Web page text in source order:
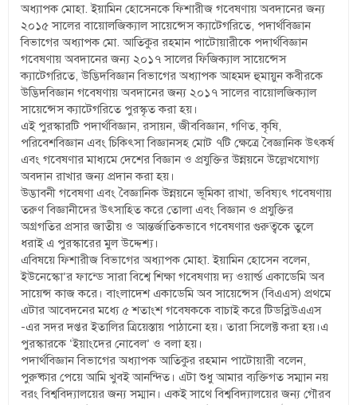
অধ্যাপক মোহা. ইয়ামিন হোসেনকে ফিশারীজ গবেষণায় অবদানের জন্য
২০১৫ সালের বায়োলজিক্যাল সায়েন্সেস ক্যাটেগরিতে, পদার্থবিজ্ঞান
বিভাগের অধ্যাপক মো. আতিকুর রহমান পাটোয়ারীকে পদার্থবিজ্ঞান
গবেষণায় অবদানের জন্য ২০১৭ সালের ফিজিক্যাল সায়েন্সেস
ক্যাটেগরিতে, উদ্ভিদবিজ্ঞান বিভাগের অধ্যাপক আহমদ হুমায়ুন কবীরকে
উদ্ভিদবিজ্ঞান গবেষণায় অবদানের জন্য ২০১৭ সালের বায়োলজিক্যাল
সায়েন্সেস ক্যাটেগরিতে পুরস্কৃত করা হয়।
এই পুরস্কারটি পদার্থবিজ্ঞান, রসায়ন, জীববিজ্ঞান, গণিত, কৃষি,
পরিবেশবিজ্ঞান এবং চিকিৎসা বিজ্ঞানসহ মোট ৭টি ক্ষেত্রে বৈজ্ঞানিক উৎকর্ষ
এবং গবেষণার মাধ্যমে দেশের বিজ্ঞান ও প্রযুক্তির উন্নয়নে উল্লেখযোগ্য
অবদান রাখার জন্য প্রদান করা হয়।
উদ্ভাবনী গবেষণা এবং বৈজ্ঞানিক উন্নয়নে ভূমিকা রাখা, ভবিষ্যৎ গবেষণায়
তরুণ বিজ্ঞানীদের উৎসাহিত করে তোলা এবং বিজ্ঞান ও প্রযুক্তির
অগ্রগতির প্রসার জাতীয় ও আন্তর্জাতিকভাবে গবেষণার গুরুত্বকে তুলে
ধরাই এ পুরস্কারের মুল উদ্দেশ্য।
এবিষয়ে ফিশারীজ বিভাগের অধ্যাপক মোহা. ইয়ামিন হোসেন বলেন,
ইউনেস্কো’র ফান্ডে সারা বিশ্বে শিক্ষা গবেষণায় দ্য ওয়ার্ল্ড একাডেমি অব
সায়েন্স কাজ করে। বাংলাদেশ একাডেমি অব সায়েন্সেস (বিএএস) প্রথমে
এটার আবেদনের মধ্যে ৫ শতাংশ গবেষককে বাচাই করে টিডব্লিউএএস
-এর সদর দপ্তর ইতালির ত্রিয়েস্তায় পাঠানো হয়। তারা সিলেক্ট করা হয়।এ
পুরস্কারকে ‘ইয়াংদের নোবেল’ ও বলা হয়।
পদার্থবিজ্ঞান বিভাগের অধ্যাপক আতিকুর রহমান পাটোয়ারী বলেন,
পুরুষ্কার পেয়ে আমি খুবই আনন্দিত। এটা শুধু আমার ব্যক্তিগত সম্মান নয়
বরং বিশ্ববিদ্যালয়ের জন্য সম্মান। একই সাথে বিশ্ববিদ্যালয়ের জন্য গৌরব